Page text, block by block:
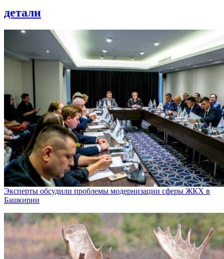
детали
Эксперты обсудили проблемы модернизации сферы ЖКХ в
Башкирии